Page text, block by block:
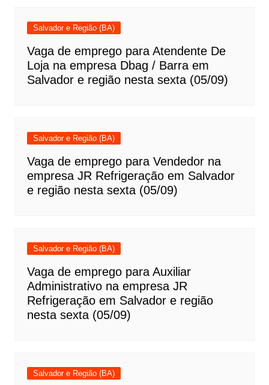
Salvador e Região (BA)
Vaga de emprego para Atendente De
Loja na empresa Dbag / Barra em
Salvador e região nesta sexta (05/09)
Salvador e Região (BA)
Vaga de emprego para Vendedor na
empresa JR Refrigeração em Salvador
e região nesta sexta (05/09)
Salvador e Região (BA)
Vaga de emprego para Auxiliar
Administrativo na empresa JR
Refrigeração em Salvador e região
nesta sexta (05/09)
Salvador e Região (BA)